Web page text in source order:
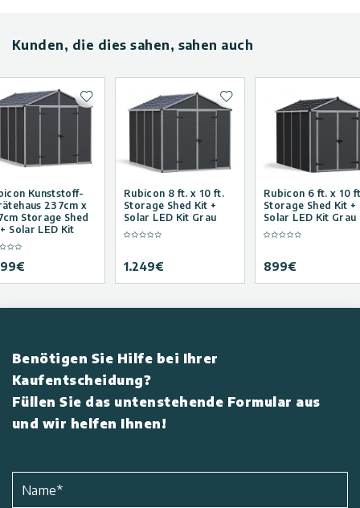
Kunden, die dies sahen, sahen auch
Kunststoff-
237cm x
Storage Shed
Solar LED Kit
€
Zur Wunschliste hinzufügen
Rubicon 8 ft. x 10 ft.
Storage Shed Kit +
Solar LED Kit Grau
1.249€
Zur Wunschliste
Rubicon 6 ft. x 10
Storage Shed Kit +
Solar LED Kit Grau
899€
Benötigen Sie Hilfe bei Ihrer
Kaufentscheidung?
Füllen Sie das untenstehende Formular aus
und wir helfen Ihnen!
Name*